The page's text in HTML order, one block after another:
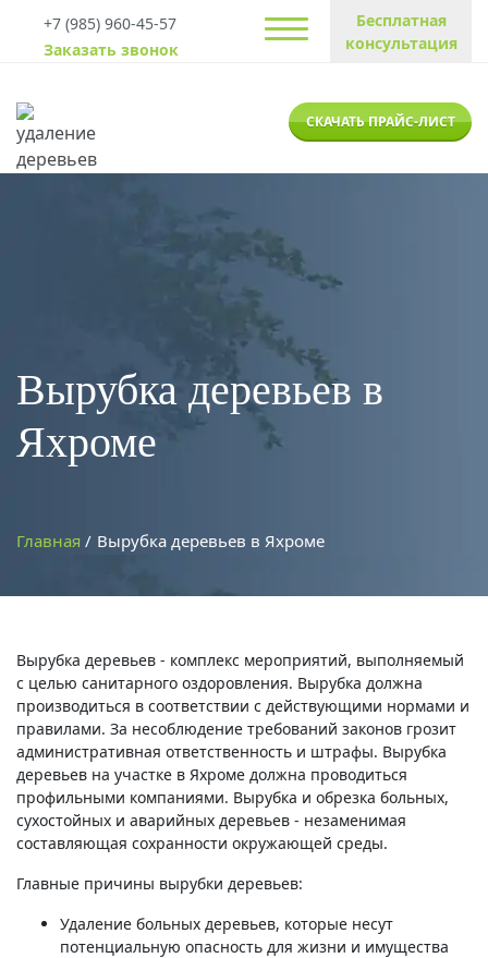
+7 (985) 960-45-57
Заказать звонок
Бесплатная
консультация
СКАЧАТЬ ПРАЙС-ЛИСТ
Вырубка деревьев в
Яхроме
Главная Вырубка деревьев в Яхроме
Вырубка деревьев - комплекс мероприятий, выполняемый
с целью санитарного оздоровления. Вырубка должна
производиться в соответствии с действующими нормами и
правилами. За несоблюдение требований законов грозит
административная ответственность и штрафы. Вырубка
деревьев на участке в Яхроме должна проводиться
профильными компаниями. Вырубка и обрезка больных,
сухостойных и аварийных деревьев - незаменимая
составляющая сохранности окружающей среды.
Главные причины вырубки деревьев:
Удаление больных деревьев, которые несут
потенциальную опасность для жизни и имущества